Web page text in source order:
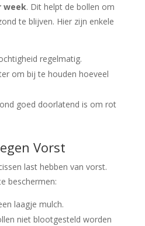
week. Dit helpt de bollen om
te blijven. Hier zijn enkele
regelmatig.
om bij te houden hoeveel
goed doorlatend is om rot
Vorst
last hebben van vorst.
beschermen:
laagje mulch.
niet blootgesteld worden